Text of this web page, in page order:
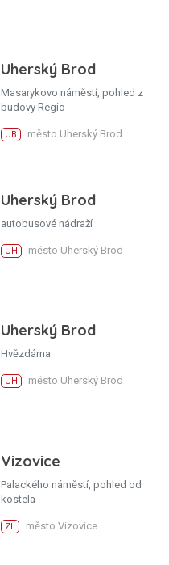
Uherský Brod
Masarykovo náměstí, pohled z
budovy Regio
UB město Uherský Brod
Uherský Brod
autobusové nádraží
UH město Uherský Brod
Uherský Brod
Hvězdárna
UH město Uherský Brod
Vizovice
Palackého náměstí, pohled od
kostela
ZL město Vizovice